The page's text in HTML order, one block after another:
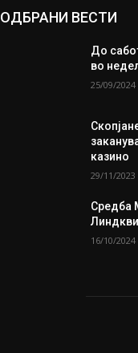
ОДБРАНИ ВЕСТИ
До
во
25/09/2024
казино
29/11/2023
Средба
16/10/2024